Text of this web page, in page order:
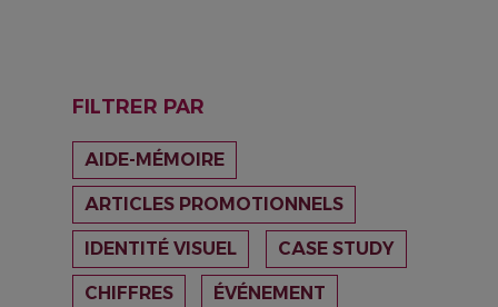
FILTRER PAR
AIDE-MÉMOIRE
ARTICLES PROMOTIONNELS
IDENTITÉ VISUEL CASE STUDY
CHIFFRES ÉVÉNEMENT